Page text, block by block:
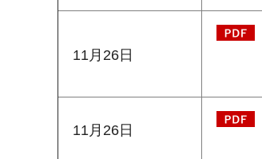
11月26日
11月26日